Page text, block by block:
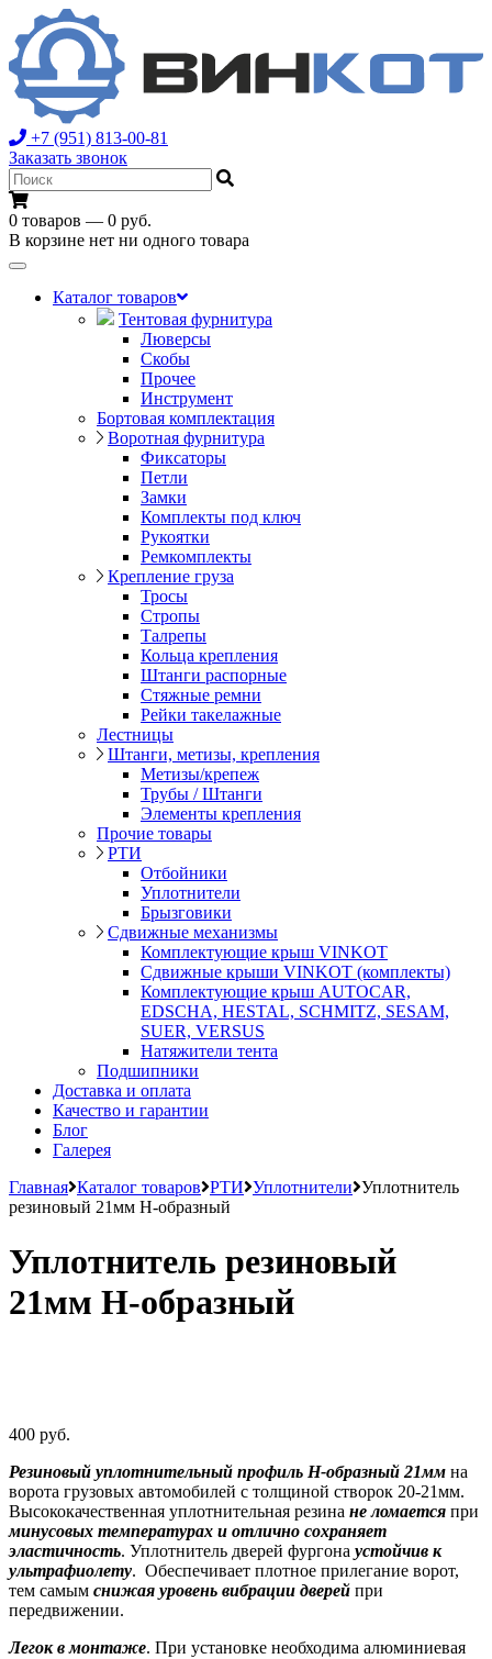
+7 (951) 813-00-81
Заказать звонок
0 товаров — 0 руб.
В корзине нет ни одного товара
Toggle
navigationКаталог товаров
Тентовая фурнитура
Люверсы
Скобы
Прочее
Инструмент
Бортовая комплектация
Воротная фурнитура
Фиксаторы
Петли
Замки
Комплекты под ключ
Рукоятки
Ремкомплекты
Крепление груза
Тросы
Стропы
Талрепы
Кольца крепления
Штанги распорные
Стяжные ремни
Рейки такелажные
Лестницы
Штанги, метизы, крепления
Метизы/крепеж
Трубы / Штанги
Элементы крепления
Прочие товары
РТИ
Отбойники
Уплотнители
Брызговики
Сдвижные механизмы
Комплектующие крыш VINKOT
Сдвижные крыши VINKOT (комплекты)
Комплектующие крыш AUTOCAR,
EDSCHA, HESTAL, SCHMITZ, SESAM,
SUER, VERSUS
Натяжители тента
Подшипники
Доставка и оплата
Качество и гарантии
Блог
Галерея
Главная Каталог товаров РТИ Уплотнители Уплотнитель
резиновый 21мм Н-образный
Уплотнитель резиновый
21мм Н-образный
400 руб.
Резиновый уплотнительный профиль Н-образный 21мм на
ворота грузовых автомобилей с толщиной створок 20-21мм.
Высококачественная уплотнительная резина не ломается при
минусовых температурах и отлично сохраняет
эластичность. Уплотнитель дверей фургона устойчив к
ультрафиолету. Обеспечивает плотное прилегание ворот,
тем самым снижая уровень вибрации дверей при
передвижении.
Легок в монтаже. При установке необходима алюминиевая